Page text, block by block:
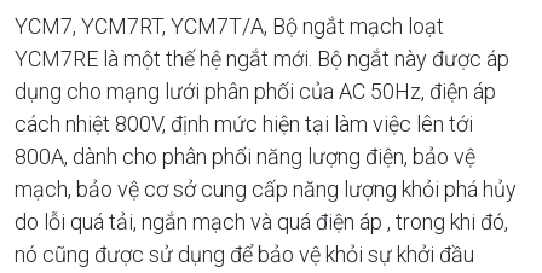
YCM7, YCM7RT, YCM7T/A, Bộ ngắt mạch loạt
YCM7RE là một thế hệ ngắt mới. Bộ ngắt này được áp
dụng cho mạng lưới phân phối của AC 50Hz, điện áp
cách nhiệt 800V, định mức hiện tại làm việc lên tới
800A, dành cho phân phối năng lượng điện, bảo vệ
mạch, bảo vệ cơ sở cung cấp năng lượng khỏi phá hủy
do lỗi quá tải, ngắn mạch và quá điện áp , trong khi đó,
nó cũng được sử dụng để bảo vệ khỏi sự khởi đầu